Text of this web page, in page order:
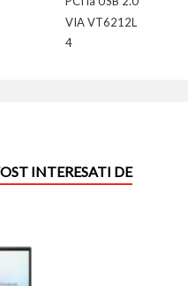
VIA VT6212L
4
INTERESATI DE